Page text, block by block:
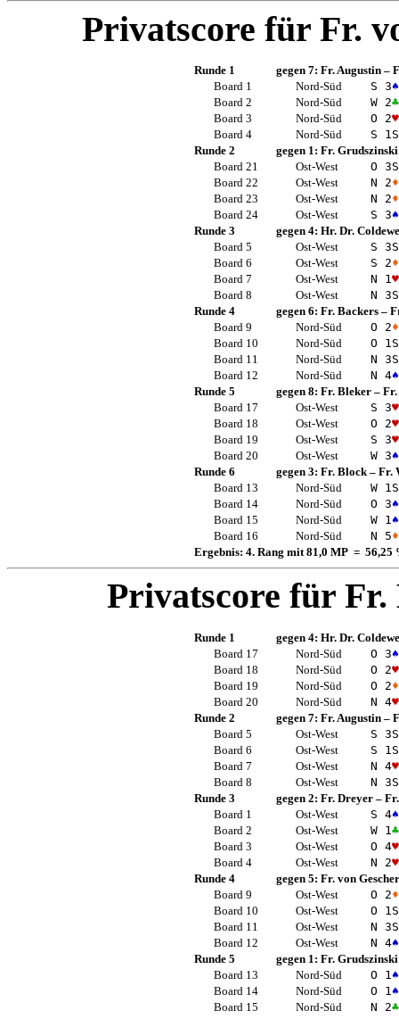
Privatscore für Fr.
Runde 1 gegen 7: Fr. Augustin–
Board 1
Nord-Süd S 3♠
Board 2
Nord-Süd W 2♣
Board 3
Nord-Süd O 2♥
Board 4
Nord-Süd S 1
Runde 2
gegen 1: Fr. Grudszinski
Board 21
Ost-West O 3
Board 22
Ost-West N 2♦
Board 23
Ost-West N 2♦
Board 24
Ost-West S 3♠
Runde 3
gegen 4: Hr. Dr.
Board 5
Ost-West S 3
Board 6
Ost-West S 2♦
Board 7
Ost-West N 1 ♥
Board 8
Ost-West N 3
Runde 4
gegen 6: Fr. Backers–
Board 9
Nord-Süd O 2♦
Board 10
Nord-Süd O 1
Board 11
Nord-Süd N 3
Board 12
Nord-Süd N 4♠
Runde 5
gegen 8: Fr. Bleker– Fr.
Board 17
Ost-West S 3♥
Board 18
Ost-West O 2♥
Board 19
Ost-West S 3♥
Board 20
Ost-West W 3♠
Runde 6
gegen 3: Fr. Block– Fr.
Board 13
Nord-Süd W 1
Board 14
Nord-Süd O 3♠
Board 15
Nord-Süd W 1 ♠
Board 16
Nord-Süd N 5♦
Ergebnis: 4. Rang mit 81,0 MP = 56,25
Privatscore für Fr.
Runde 1 gegen 4: Hr. Dr.
Board 17
Nord-Süd O 3♠
Board 18
Nord-Süd O 2♥
Board 19
Nord-Süd O 2♦
Board 20
Nord-Süd N 4♥
Runde 2
gegen 7: Fr. Augustin–
Board 5
Ost-West S 3
Board 6
Ost-West S 1
Board 7
Ost-West N 4♥
Board 8
Ost-West N 3
Runde 3
gegen 2: Fr. Dreyer–
Board 1
Ost-West S 4♠
Board 2
Ost-West W 1 ♣
Board 3
Ost-West O 4♥
Board 4
Ost-West N 2♥
Runde 4
gegen 5: Fr. von Gescher
Board 9
Ost-West O 2♦
Board 10
Ost-West O 1
Board 11
Ost-West N 3
Board 12
Ost-West N 4♠
Runde 5
gegen 1: Fr. Grudszinski
Board 13
Nord-Süd O 1 ♠
Board 14
Nord-Süd O 1 ♠
Board 15
Nord-Süd N 2♣